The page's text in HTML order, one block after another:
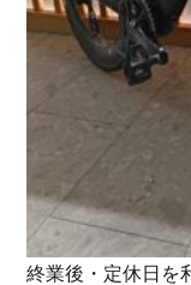
終業後・定休日を